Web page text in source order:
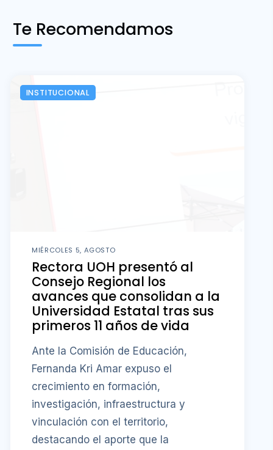
Te Recomendamos
INSTITUCIONAL
MIÉRCOLES 5, AGOSTO
Rectora UOH presentó al
Consejo Regional los
avances que consolidan a la
Universidad Estatal tras sus
primeros 11 años de vida
Ante la Comisión de Educación,
Fernanda Kri Amar expuso el
crecimiento en formación,
investigación, infraestructura y
vinculación con el territorio,
destacando el aporte que la